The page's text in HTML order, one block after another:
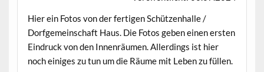
Hier ein Fotos von der fertigen Schützenhalle /
Dorfgemeinschaft Haus. Die Fotos geben einen ersten
Eindruck von den Innenräumen. Allerdings ist hier
noch einiges zu tun um die Räume mit Leben zu füllen.